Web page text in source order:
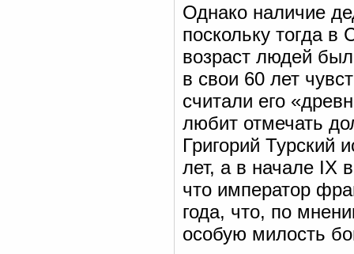
Однако наличие
поскольку тогда в
возраст людей
в свои 60 лет
считали его
любит отмечать
Григорий Турский
лет, а в начале IX
что император
года, что, по
особую милость